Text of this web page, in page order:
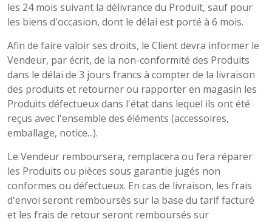
les 24 mois suivant la délivrance du Produit, sauf pour
les biens d'occasion, dont le délai est porté à 6 mois.
Afin de faire valoir ses droits, le Client devra informer le
Vendeur, par écrit, de la non-conformité des Produits
dans le délai de 3 jours francs à compter de la livraison
des produits et retourner ou rapporter en magasin les
Produits défectueux dans l'état dans lequel ils ont été
reçus avec l'ensemble des éléments (accessoires,
emballage, notice...).
Le Vendeur remboursera, remplacera ou fera réparer
les Produits ou pièces sous garantie jugés non
conformes ou défectueux. En cas de livraison, les frais
d'envoi seront remboursés sur la base du tarif facturé
et les frais de retour seront remboursés sur